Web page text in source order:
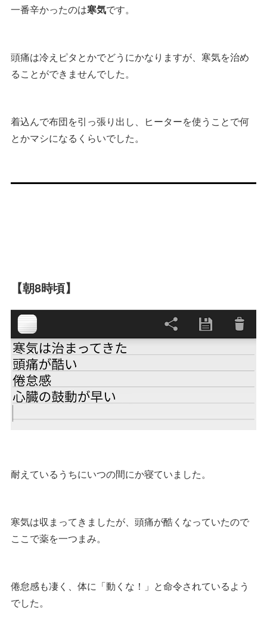
一番辛かったのは寒気です。
頭痛は冷えピタとかでどうにかなりますが、寒気を治め
ることができませんでした。
着込んで布団を引っ張り出し、ヒーターを使うことで何
とかマシになるくらいでした。
【朝8時頃】
耐えているうちにいつの間にか寝ていました。
寒気は収まってきましたが、頭痛が酷くなっていたので
ここで薬を一つまみ。
倦怠感も凄く、体に「動くな！」と命令されているよう
でした。